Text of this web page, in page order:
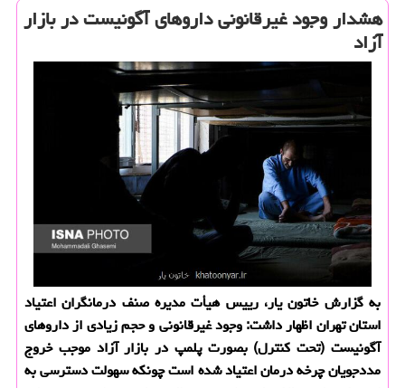
هشدار وجود غیرقانونی داروهای آگونیست در بازار
آزاد
به گزارش خاتون یار، رییس هیأت مدیره صنف درمانگران اعتیاد
استان تهران اظهار داشت: وجود غیرقانونی و حجم زیادی از داروهای
آگونیست (تحت کنترل) بصورت پلمپ در بازار آزاد موجب خروج
مددجویان چرخه درمان اعتیاد شده است چونکه سهولت دسترسی به